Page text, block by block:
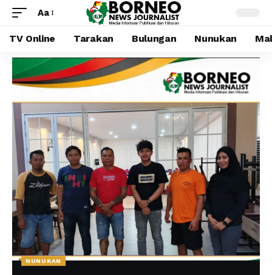
Aa
TV Online Tarakan Bulungan Nunukan
NUNUKAN